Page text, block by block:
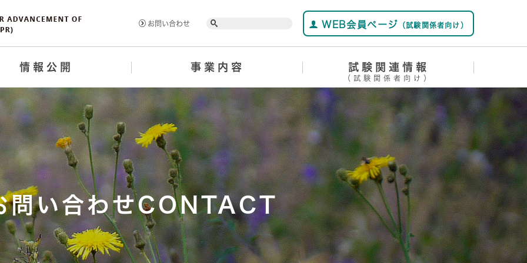
お問い合わせ Search WEB会員ページ （試験関係者向け）
情報公開 事業内容 試験関連情報
（試験関係者向け）
問い合わせCONTACT